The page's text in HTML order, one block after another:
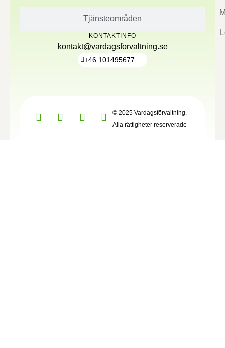
Tjänsteområden
KONTAKTINFO
kontakt@vardagsforvaltning.se
+46 101495677
© 2025 Vardagsförvaltning.
Alla rättigheter reserverade